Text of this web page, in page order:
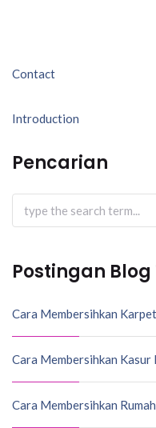
Navigasi
Contact
Introduction
Pencarian
Search
for:
Postingan
Cara Membersihkan
Cara Membersihkan Kasur
Cara Membersihkan